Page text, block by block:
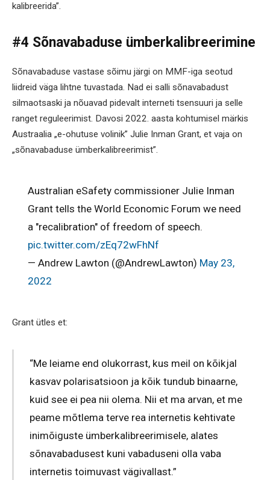
kalibreerida”.
#4 Sõnavabaduse ümberkalibreerimine
Sõnavabaduse vastase sõimu järgi on MMF-iga seotud
liidreid väga lihtne tuvastada. Nad ei salli sõnavabadust
silmaotsaski ja nõuavad pidevalt interneti tsensuuri ja selle
ranget reguleerimist. Davosi 2022. aasta kohtumisel märkis
Austraalia „e-ohutuse volinik” Julie Inman Grant, et vaja on
„sõnavabaduse ümberkalibreerimist”.
Australian eSafety commissioner Julie Inman
Grant tells the World Economic Forum we need
a "recalibration" of freedom of speech.
pic.twitter.com/zEq72wFhNf
— Andrew Lawton (@AndrewLawton) May 23,
2022
Grant ütles et:
“Me leiame end olukorrast, kus meil on kõikjal
kasvav polarisatsioon ja kõik tundub binaarne,
kuid see ei pea nii olema. Nii et ma arvan, et me
peame mõtlema terve rea internetis kehtivate
inimõiguste ümberkalibreerimisele, alates
sõnavabadusest kuni vabaduseni olla vaba
internetis toimuvast vägivallast.”